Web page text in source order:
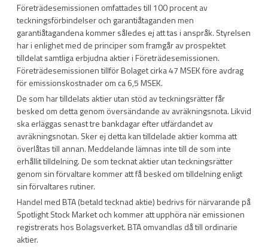
Företrädesemissionen omfattades till 100 procent av
teckningsförbindelser och garantiåtaganden men
garantiåtagandena kommer således ej att tas i anspråk. Styrelsen
har i enlighet med de principer som framgår av prospektet
tilldelat samtliga erbjudna aktier i Företrädesemissionen.
Företrädesemissionen tillför Bolaget cirka 47 MSEK före avdrag
för emissionskostnader om ca 6,5 MSEK.
De som har tilldelats aktier utan stöd av teckningsrätter får
besked om detta genom översändande av avräkningsnota. Likvid
ska erläggas senast tre bankdagar efter utfärdandet av
avräkningsnotan. Sker ej detta kan tilldelade aktier komma att
överlåtas till annan. Meddelande lämnas inte till de som inte
erhållit tilldelning. De som tecknat aktier utan teckningsrätter
genom sin förvaltare kommer att få besked om tilldelning enligt
sin förvaltares rutiner.
Handel med BTA (betald tecknad aktie) bedrivs för närvarande på
Spotlight Stock Market och kommer att upphöra när emissionen
registrerats hos Bolagsverket. BTA omvandlas då till ordinarie
aktier.